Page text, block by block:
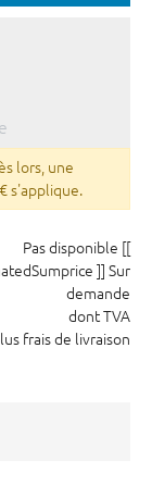
lors, une
s'applique.
Pas disponible [[
]]Sur
demande
dont TVA
frais de livraison